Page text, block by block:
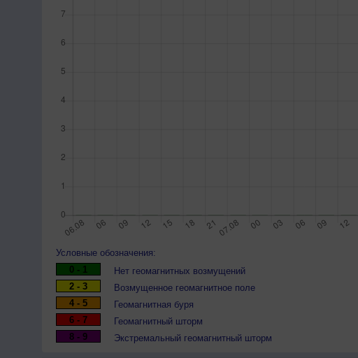
Условные обозначения:
0 - 1
Нет геомагнитных возмущений
2 - 3
Возмущенное геомагнитное поле
4 - 5
Геомагнитная буря
6 - 7
Геомагнитный шторм
8 - 9
Экстремальный геомагнитный шторм